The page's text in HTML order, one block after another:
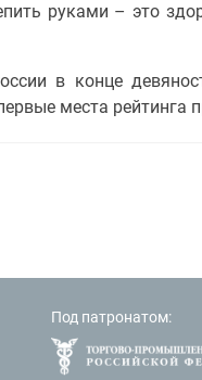
руками – это
в конце
места рейтинга
Под патронатом: